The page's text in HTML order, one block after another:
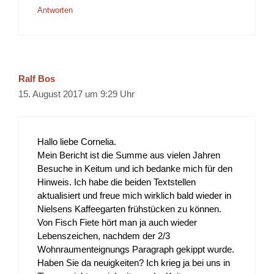
Antworten
Ralf Bos
15. August 2017 um 9:29 Uhr
Hallo liebe Cornelia.
Mein Bericht ist die Summe aus vielen Jahren
Besuche in Keitum und ich bedanke mich für den
Hinweis. Ich habe die beiden Textstellen
aktualisiert und freue mich wirklich bald wieder in
Nielsens Kaffeegarten frühstücken zu können.
Von Fisch Fiete hört man ja auch wieder
Lebenszeichen, nachdem der 2/3
Wohnraumenteignungs Paragraph gekippt wurde.
Haben Sie da neuigkeiten? Ich krieg ja bei uns in